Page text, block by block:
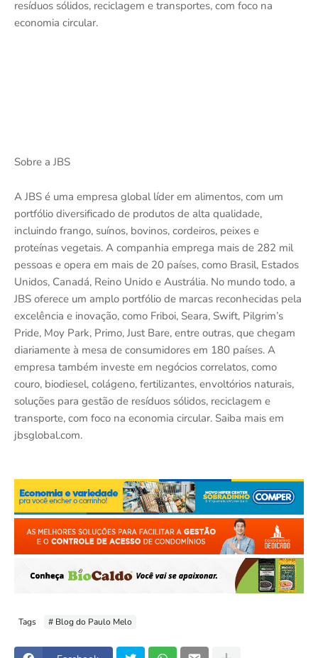
resíduos sólidos, reciclagem e transportes, com foco na
economia circular.
Sobre a JBS
A JBS é uma empresa global líder em alimentos, com um
portfólio diversificado de produtos de alta qualidade,
incluindo frango, suínos, bovinos, cordeiros, peixes e
proteínas vegetais. A companhia emprega mais de 282 mil
pessoas e opera em mais de 20 países, como Brasil, Estados
Unidos, Canadá, Reino Unido e Austrália. No mundo todo, a
JBS oferece um amplo portfólio de marcas reconhecidas pela
excelência e inovação, como Friboi, Seara, Swift, Pilgrim’s
Pride, Moy Park, Primo, Just Bare, entre outras, que chegam
diariamente à mesa de consumidores em 180 países. A
empresa também investe em negócios correlatos, como
couro, biodiesel, colágeno, fertilizantes, envoltórios naturais,
soluções para gestão de resíduos sólidos, reciclagem e
transporte, com foco na economia circular. Saiba mais em
jbsglobal.com.
Tags # Blog do Paulo Melo